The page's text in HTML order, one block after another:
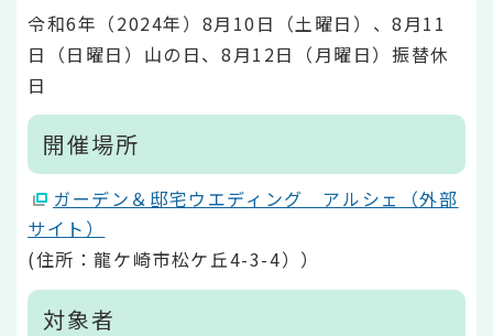
令和6年（2024年）8月10日（土曜日）、8月11
日（日曜日）山の日、8月12日（月曜日）振替休
日
開催場所
ガーデン＆邸宅ウエディング アルシェ（外部
サイト）
(住所：龍ケ崎市松ケ丘4-3-4））
対象者